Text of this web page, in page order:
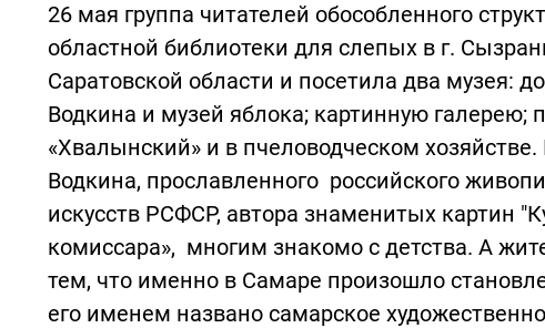
26 мая группа читателей обособленного
областной библиотеки для слепых в г.
Саратовской области и посетила два музея:
Водкина и музей яблока; картинную
«Хвалынский» и в пчеловодческом
Водкина, прославленного российского
искусств РСФСР, автора знаменитых картин
комиссара», многим знакомо с детства. А
тем, что именно в Самаре произошло
его именем названо самарское